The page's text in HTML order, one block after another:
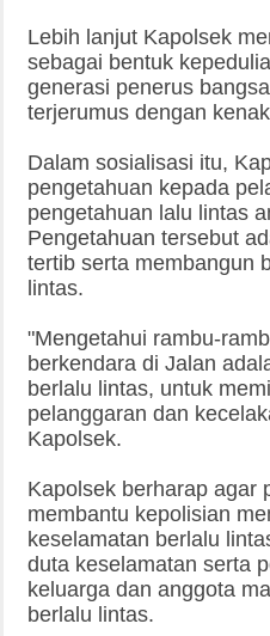
Lebih lanjut Kapolsek
sebagai bentuk
generasi penerus
terjerumus dengan
Dalam sosialisasi itu,
pengetahuan kepada
pengetahuan lalu lintas
Pengetahuan tersebut
tertib serta membangun
lintas.
"Mengetahui rambu-
berkendara di Jalan
berlalu lintas, untuk
pelanggaran dan
Kapolsek.
Kapolsek berharap agar
membantu kepolisian
keselamatan berlalu
duta keselamatan serta
keluarga dan anggota
berlalu lintas.